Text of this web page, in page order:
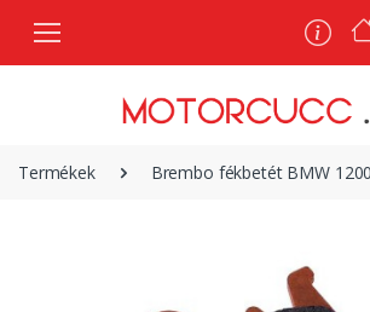
Termékek Brembo fékbetét BMW